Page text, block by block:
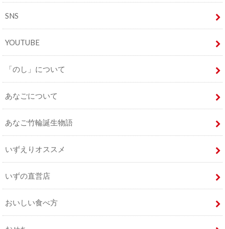
SNS
YOUTUBE
「のし」について
あなごについて
あなご竹輪誕生物語
いずえりオススメ
いずの直営店
おいしい食べ方